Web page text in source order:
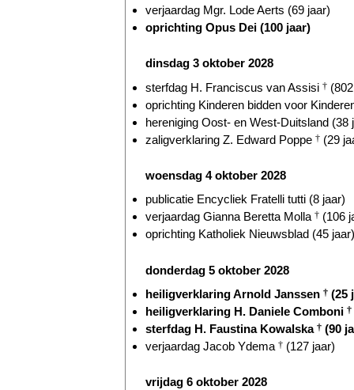
verjaardag Mgr. Lode Aerts (69 jaar)
oprichting Opus Dei (100 jaar)
dinsdag 3 oktober 2028
sterfdag H. Franciscus van Assisi †
oprichting Kinderen bidden voor
hereniging Oost- en West-Duitsland (38
zaligverklaring Z. Edward Poppe † (29
woensdag 4 oktober 2028
publicatie Encycliek Fratelli tutti (8 jaar)
verjaardag Gianna Beretta Molla † (106
oprichting Katholiek Nieuwsblad (45 jaar)
donderdag 5 oktober 2028
heiligverklaring Arnold Janssen † (25
heiligverklaring H. Daniele Comboni †
sterfdag H. Faustina Kowalska † (90
verjaardag Jacob Ydema † (127 jaar)
vrijdag 6 oktober 2028